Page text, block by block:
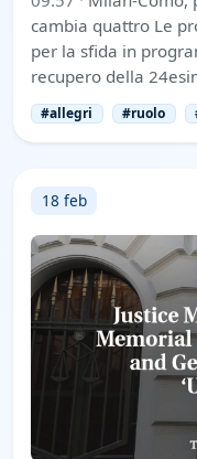
cambia quattro Le
per la sfida in
recupero della
#allegri #ruolo
18 feb